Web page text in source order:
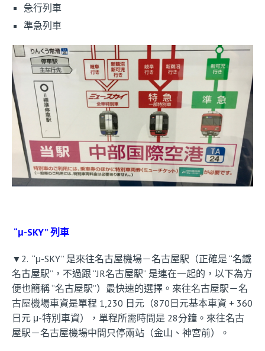
急行列車
準急列車
“μ-SKY” 列車
▼2. “μ-SKY” 是來往名古屋機場－名古屋駅（正確是 “名鐵
名古屋駅”，不過跟 “JR名古屋駅” 是連在一起的，以下為方
便也簡稱 “名古屋駅”）最快速的選擇。來往名古屋駅－名
古屋機場車資是單程 1,230 日元（870日元基本車資 + 360
日元 μ-特別車資），單程所需時間是 28分鐘。來往名古
屋駅－名古屋機場中間只停兩站（金山、神宮前）。